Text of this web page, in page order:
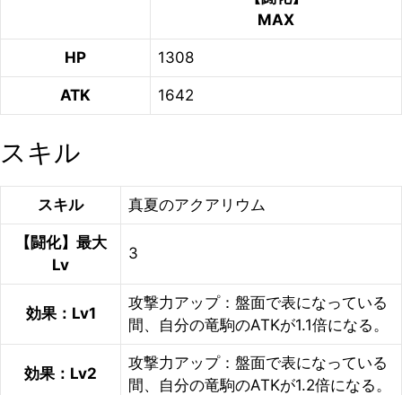
MAX
HP 1308
ATK 1642
スキル
スキル 真夏のアクアリウム
【闘化】最大
Lv
3
効果：Lv1
攻撃力アップ：盤面で表になっている
間、自分の竜駒のATKが1.1倍になる。
効果：Lv2
攻撃力アップ：盤面で表になっている
間、自分の竜駒のATKが1.2倍になる。